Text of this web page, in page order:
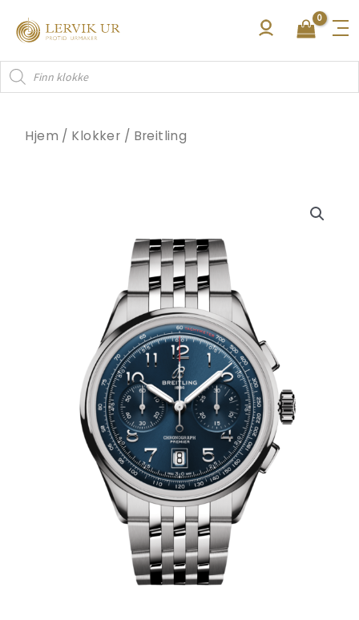
rett
innholdet
Products
search
Hjem / Klokker / Breitling